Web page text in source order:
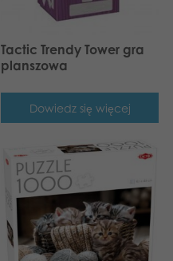
Tactic Trendy Tower gra
planszowa
Dowiedz się więcej